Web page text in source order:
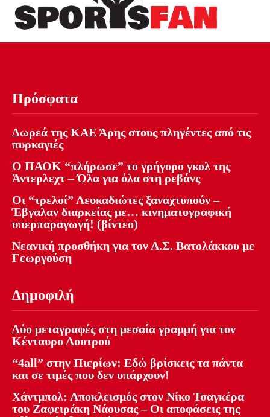
Πρόσφατα
Δωρεά της ΚΑΕ Άρης στους πληγέντες από τις
πυρκαγιές
Ο ΠΑΟΚ “πλήρωσε” το γρήγορο γκολ της
Άντερλεχτ – Όλα για όλα στη ρεβάνς
Οι “τρελοί” Λευκαδιώτες ξαναχτυπούν –
Έβγαλαν διαρκείας με… κινηματογραφική
υπερπαραγωγή! (βίντεο)
Νεανική προσθήκη για τον Α.Σ. Βατολάκκου με
Γεωργούση
Δημοφιλή
Δύο μεταγραφές στη μεσαία γραμμή για τον
Κένταυρο Λουτρού
“4all” στην Πιερίων: Εδώ βρίσκεις τα πάντα
και σε τιμές που δεν υπάρχουν!
Χάντμπολ: Αποκλεισμός στον Νίκο Τσαγκέρα
του Ζαφειράκη Νάουσας – Οι αποφάσεις της